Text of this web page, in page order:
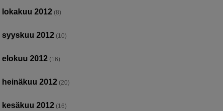
lokakuu 2012 (8)
syyskuu 2012 (10)
elokuu 2012 (16)
heinäkuu 2012 (20)
kesäkuu 2012 (16)